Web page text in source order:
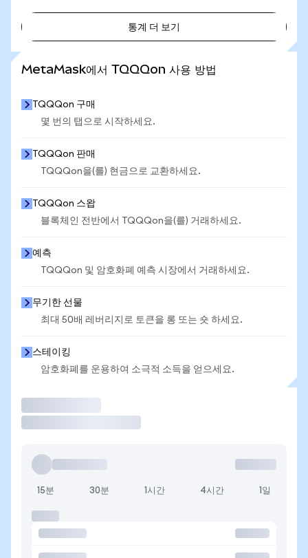
통계 더 보기
MetaMask에서 TQQQon 사용 방법
TQQQon 구매
몇 번의 탭으로 시작하세요.
TQQQon 판매
TQQQon을(를) 현금으로 교환하세요.
TQQQon 스왑
블록체인 전반에서 TQQQon을(를) 거래하세요.
예측
TQQQon 및 암호화폐 예측 시장에서 거래하세요.
무기한 선물
최대 50배 레버리지로 토큰을 롱 또는 숏 하세요.
스테이킹
암호화폐를 운용하여 소극적 소득을 얻으세요.
15분 30분 1시간 4시간 1일